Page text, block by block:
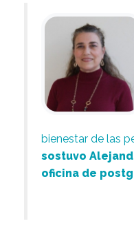
bienestar de las
sostuvo
oficina de